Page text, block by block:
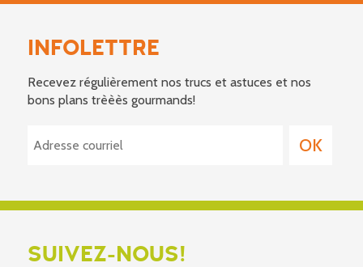
INFOLETTRE
Recevez régulièrement nos trucs et astuces et nos
bons plans trèèès gourmands!
SUIVEZ-NOUS!